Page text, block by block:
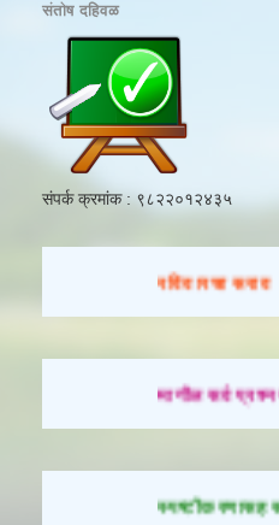
संतोष दहिवळ
संपर्क क्रमांक : ९८२२०१२४३५
रविवारचा सराव
मागील सर्व
स्पष्टीकरणासह